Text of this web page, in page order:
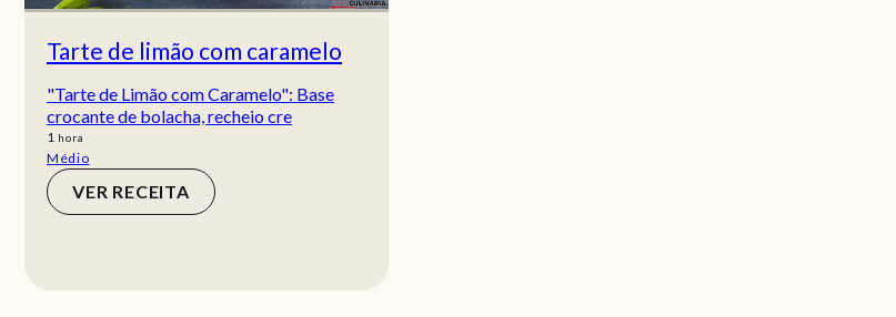
Tarte de limão com caramelo
"Tarte de Limão com Caramelo": Base
crocante de bolacha, recheio cre
1 hora
hora
Médio
VER RECEITA